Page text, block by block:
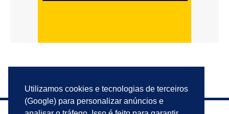
Utilizamos cookies e tecnologias de terceiros
(Google) para personalizar anúncios e